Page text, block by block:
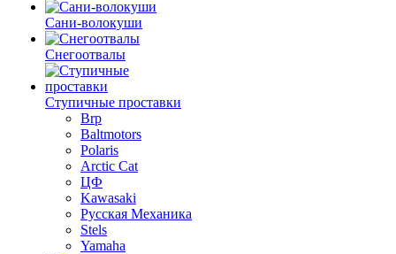
Сани-волокуши
Снегоотвалы
Ступичные проставки
Brp
Baltmotors
Polaris
Arctic Cat
ЦФ
Kawasaki
Русская Механика
Stels
Yamaha